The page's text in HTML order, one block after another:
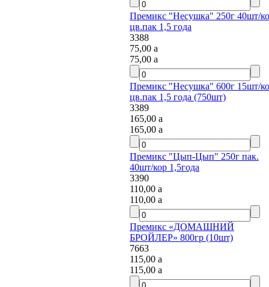
Премикс "Несушка" 250г 40шт/
цв.пак 1,5 года
3388
75,00a
75,00a
Премикс "Несушка" 600г 15шт/
цв.пак 1,5 года (750шт)
3389
165,00a
165,00a
Премикс "Цып-Цып" 250г пак.
40шт/кор 1,5года
3390
110,00a
110,00a
Премикс «ДОМАШНИЙ
БРОЙЛЕР» 800гр (10шт)
7663
115,00a
115,00a